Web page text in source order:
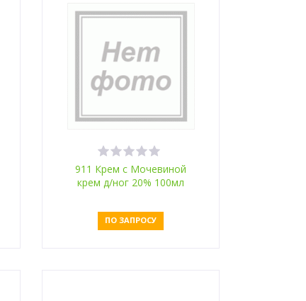
911 Крем с Мочевиной
крем д/ног 20% 100мл
ПО ЗАПРОСУ